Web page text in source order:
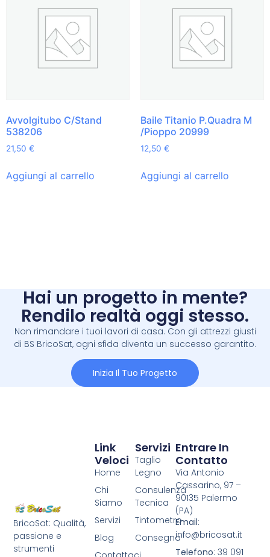
Avvolgitubo C/Stand
538206
21,50 €
Aggiungi al carrello
Baile Titanio P.Quadra M
/Pioppo 20999
12,50 €
Aggiungi al carrello
Hai un progetto in mente?
Rendilo realtà oggi stesso.
Non rimandare i tuoi lavori di casa. Con gli attrezzi giusti
di BS BricoSat, ogni sfida diventa un successo garantito.
Inizia Il Tuo Progetto
BricoSat: Qualità,
passione e
strumenti
Servizi
Taglio
Legno
Consulenza
Tecnica
Tintometro
Consegna
Link
Veloci
Home
Chi
Siamo
Servizi
Blog
Entrare In
Contatto
Via Antonio
Cassarino, 97 –
90135 Palermo
(PA)
Email:
info@bricosat.it
Telefono: 39 091